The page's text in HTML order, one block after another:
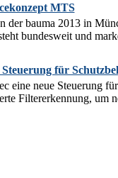
MTS
der bauma 2013 in
bundesweit und
für
eine neue Steuerung
Filtererkennung, um